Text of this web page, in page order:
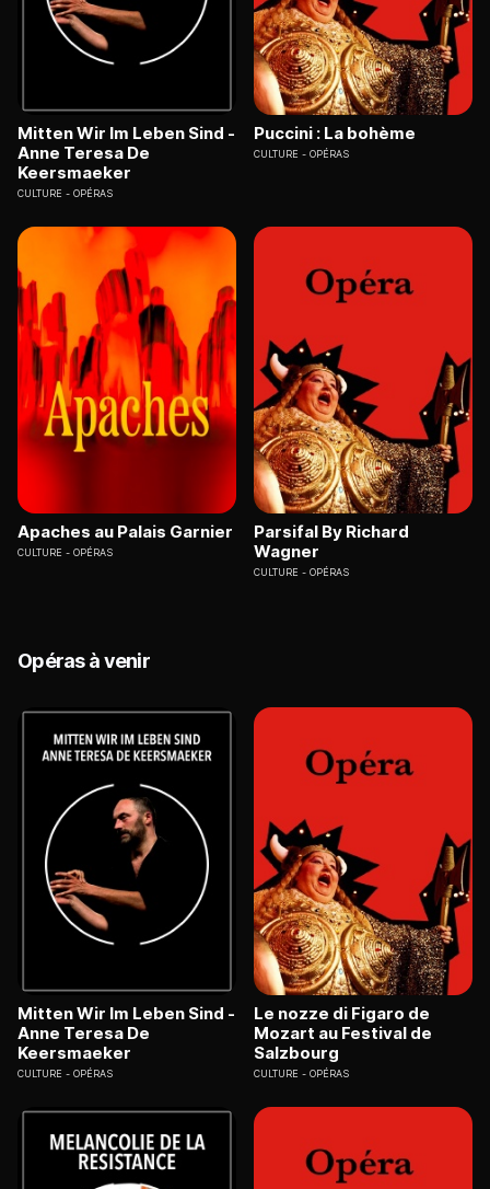
Mitten Wir Im Leben Sind -
Anne Teresa De
Keersmaeker
CULTURE OPÉRAS
Puccini : La bohème
CULTURE OPÉRAS
Apaches au Palais Garnier
CULTURE OPÉRAS
Parsifal By Richard
Wagner
CULTURE OPÉRAS
Opéras à venir
Mitten Wir Im Leben Sind -
Anne Teresa De
Keersmaeker
CULTURE OPÉRAS
Le nozze di Figaro de
Mozart au Festival de
Salzbourg
CULTURE OPÉRAS